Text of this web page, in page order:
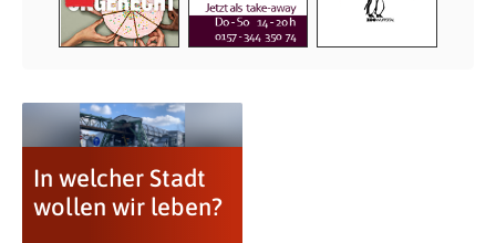
In welcher Stadt
wollen wir leben?